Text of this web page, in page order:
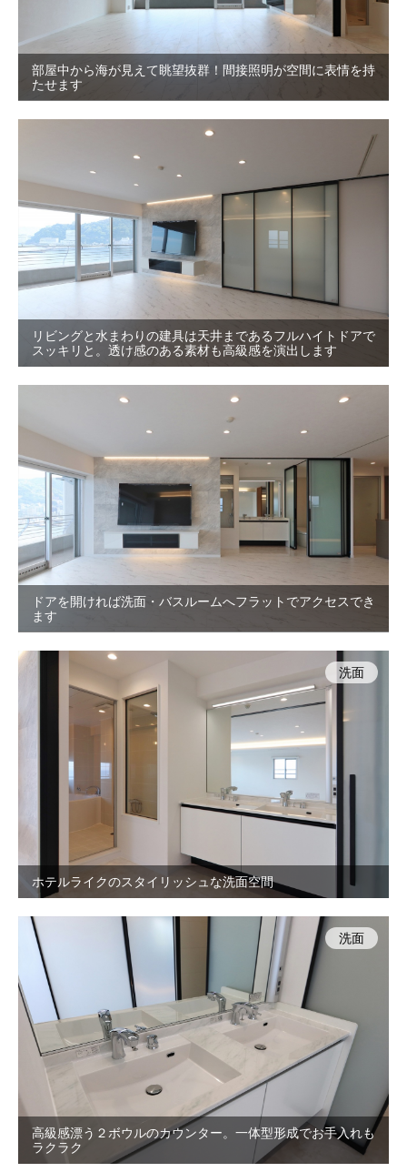
部屋中から海が見えて眺望抜群！間接照明が空間に表情を持
たせます
リビングと水まわりの建具は天井まであるフルハイトドアで
スッキリと。透け感のある素材も高級感を演出します
ドアを開ければ洗面・バスルームへフラットでアクセスでき
ます
ホテルライクのスタイリッシュな洗面空間
洗面
高級感漂う２ボウルのカウンター。一体型形成でお手入れも
ラクラク
洗面